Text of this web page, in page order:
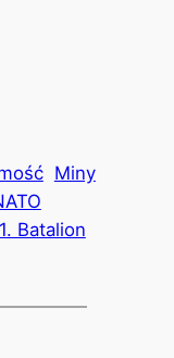
Miny
1. Batalion